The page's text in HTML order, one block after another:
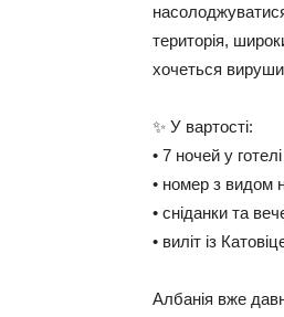
територія,
хочеться
✨ У вартості:
• 7 ночей у готелі
• номер з видом
• сніданки та
• виліт із
Албанія вже